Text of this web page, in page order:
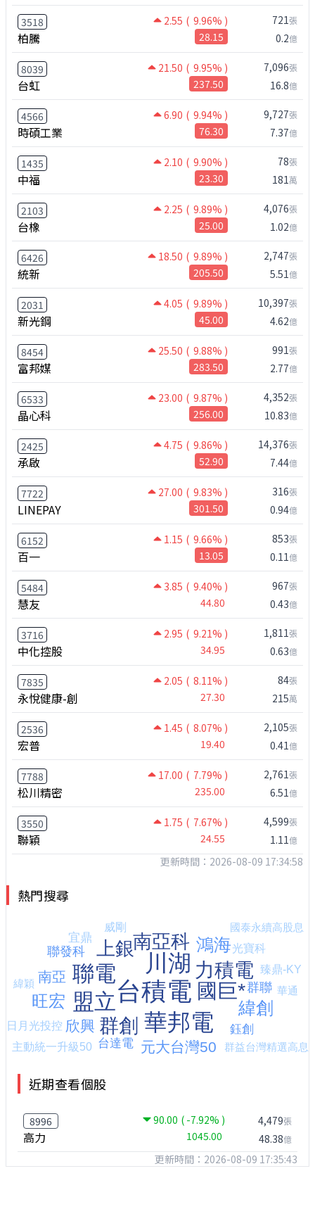
3518 2.55 ( 9.96% )
柏騰 28.15
721張
0.2億
8039 21.50 ( 9.95% )
台虹 237.50
7,096張
16.8億
4566 6.90 ( 9.94% )
時碩工業 76.30
9,727張
7.37億
1435 2.10 ( 9.90% )
中福 23.30
78張
181萬
2103 2.25 ( 9.89% )
台橡 25.00
4,076張
1.02億
6426 18.50 ( 9.89% )
統新 205.50
2,747張
5.51億
2031 4.05 ( 9.89% )
新光鋼 45.00
10,397張
4.62億
8454 25.50 ( 9.88% )
富邦媒 283.50
991張
2.77億
6533 23.00 ( 9.87% )
晶心科 256.00
4,352張
10.83億
2425 4.75 ( 9.86% )
承啟 52.90
14,376張
7.44億
7722 27.00 ( 9.83% )
LINEPAY 301.50
316張
0.94億
6152 1.15 ( 9.66% )
百一 13.05
853張
0.11億
5484 3.85 ( 9.40% )
慧友 44.80
967張
0.43億
3716 2.95 ( 9.21% )
中化控股 34.95
1,811張
0.63億
7835 2.05 ( 8.11% )
永悅健康-創 27.30
84張
215萬
2536 1.45 ( 8.07% )
宏普 19.40
2,105張
0.41億
7788 17.00 ( 7.79% )
松川精密 235.00
2,761張
6.51億
3550 1.75 ( 7.67% )
聯穎 24.55
4,599張
1.11億
更新時間：2026-08-09 17:34:58
熱門搜尋
近期查看個股
8996 90.00 ( -7.92% )
高力 1045.00
4,479張
48.38億
更新時間：2026-08-09 17:35:43